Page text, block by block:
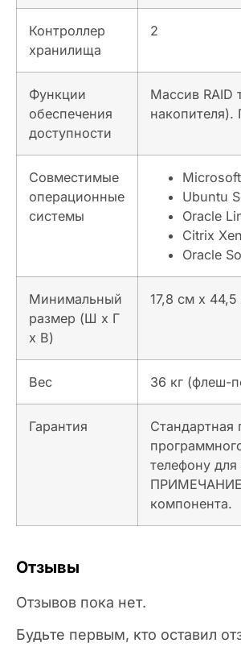
Контроллер
хранилища
2
Функции
обеспечения
доступности
Массив RAID
накопителя).
Совместимые
операционные
системы
Ubuntu
Oracle
Citrix
Oracle
Минимальный
размер (Ш x Г
x В)
17,8 см x
Вес 36 кг (флеш-
Гарантия
Стандартная
телефону
ПРИМЕЧАНИЕ.
компонента.
Отзывы
Отзывов пока нет.
Будьте первым, кто оставил